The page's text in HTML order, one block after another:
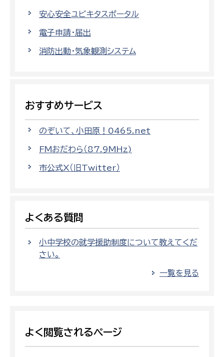
安心安全ユビキタスポータル
電子申請・届出
消防出動・気象観測システム
おすすめサービス
のぞいて、小田原！0465.net
FMおだわら（87.9MHz)
市公式X（旧Twitter）
よくある質問
小中学校の就学援助制度について教えてくだ
さい。
一覧を見る
よく閲覧されるページ